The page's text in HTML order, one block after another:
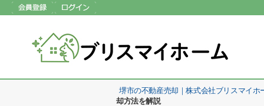
堺市の不動産売却｜株式会社ブリスマイホ
却方法を解説